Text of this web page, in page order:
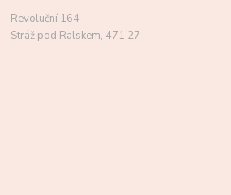
Revoluční 164
Stráž pod Ralskem, 471 27